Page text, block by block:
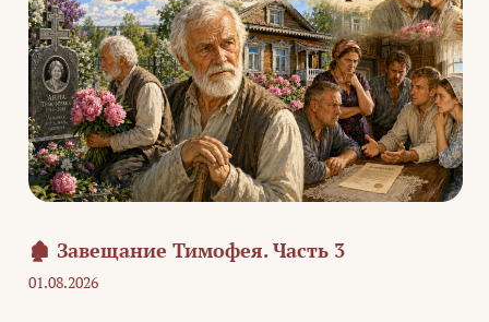
🏚️ Завещание Тимофея. Часть 3
01.08.2026